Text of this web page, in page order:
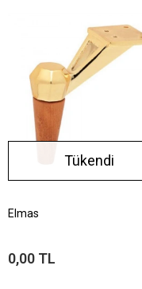
Tükendi
Elmas
0,00 TL